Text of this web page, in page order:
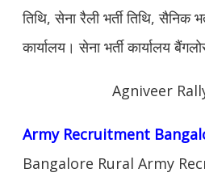
तिथि, सेना रैली भर्ती तिथि, सैनिक
कार्यालय। सेना भर्ती कार्यालय
Agniveer
Army Recruitment
Bangalore Rural Army